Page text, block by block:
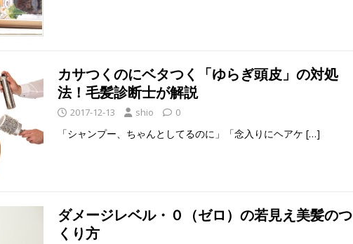
カサつくのにベタつく「ゆらぎ頭皮」の対処
法！毛髪診断士が解説
2017-12-13 shio 0
「シャンプー、ちゃんとしてるのに」「念入りにヘアケ […]
ダメージレベル・０（ゼロ）の若見え美髪のつ
くり方